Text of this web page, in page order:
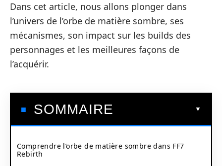
Dans cet article, nous allons plonger dans
l’univers de l’orbe de matière sombre, ses
mécanismes, son impact sur les builds des
personnages et les meilleures façons de
l’acquérir.
SOMMAIRE
Comprendre l’orbe de matière sombre dans FF7
Rebirth